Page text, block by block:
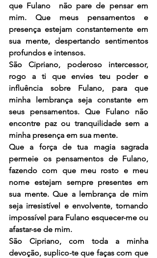
que Fulano  não pare de pensar em
mim. Que meus pensamentos e
presença estejam constantemente em
sua mente, despertando sentimentos
profundos e intensos.
São Cipriano, poderoso intercessor,
rogo a ti que envies teu poder e
influência sobre Fulano, para que
minha lembrança seja constante em
seus pensamentos. Que Fulano não
encontre paz ou tranquilidade sem a
minha presença em sua mente.
Que a força de tua magia sagrada
permeie os pensamentos de Fulano,
fazendo com que meu rosto e meu
nome estejam sempre presentes em
sua mente. Que a lembrança de mim
seja irresistível e envolvente, tornando
impossível para Fulano esquecer-me ou
afastar-se de mim.
São Cipriano, com toda a minha
devoção, suplico-te que faças com que